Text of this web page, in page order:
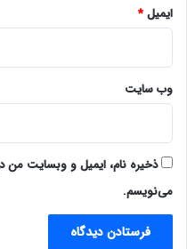
ایمیل*
وب‌ سایت
ذخیره نام، ایمیل و وبسایت من
می‌نویسم.